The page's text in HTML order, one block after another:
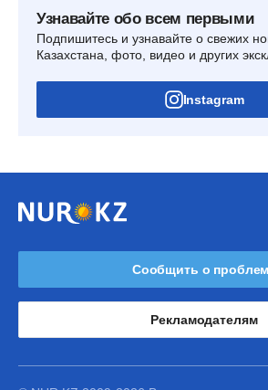
Узнавайте обо всем первыми
Подпишитесь и узнавайте о свежих
Казахстана, фото, видео и других
Instagram
Сообщить о
Рекламодателям